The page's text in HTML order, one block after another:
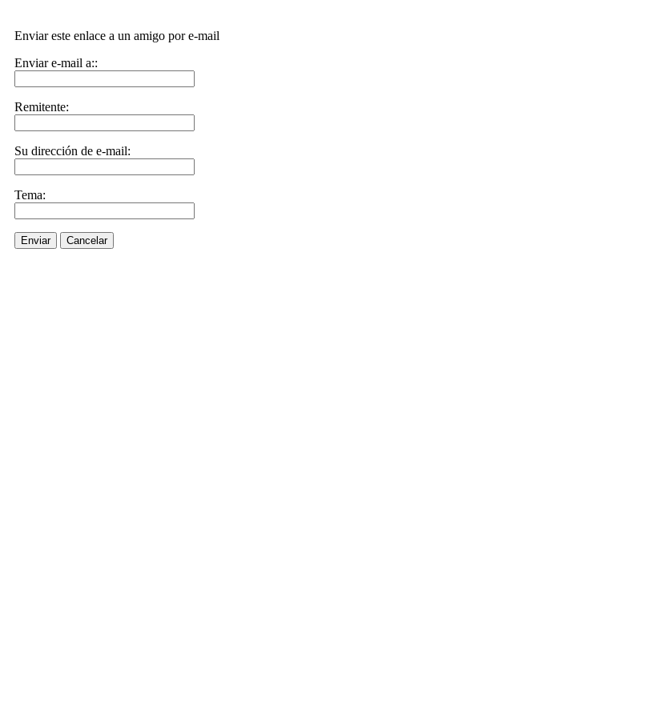
Enviar este enlace a un amigo por e-mail
Enviar e-mail a::
Remitente:
Su dirección de e-mail:
Tema:
Enviar Cancelar